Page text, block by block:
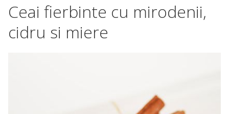
Ceai fierbinte cu mirodenii,
cidru si miere